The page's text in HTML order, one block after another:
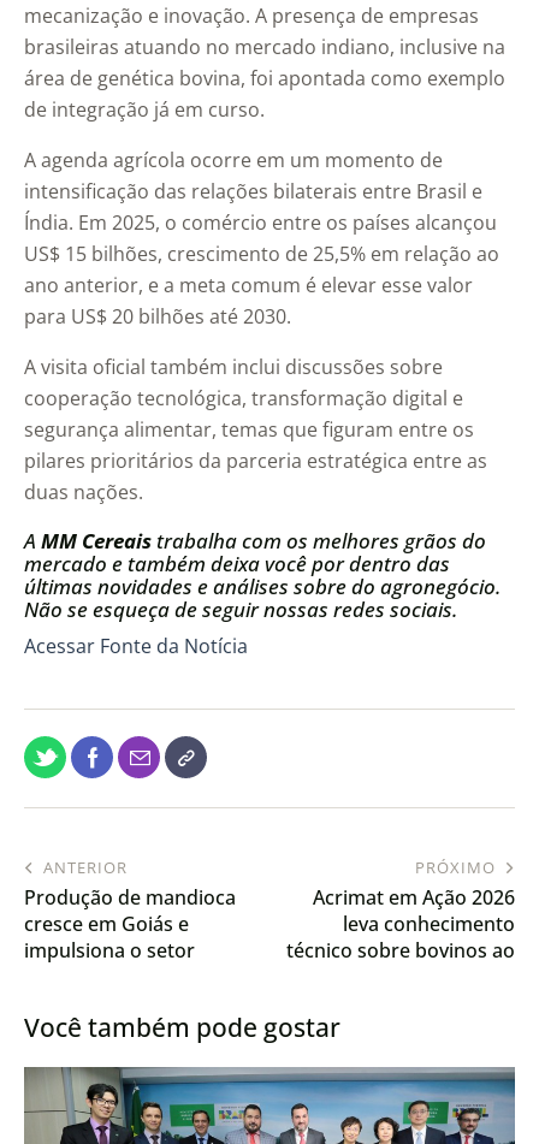
mecanização e inovação. A presença de empresas
brasileiras atuando no mercado indiano, inclusive na
área de genética bovina, foi apontada como exemplo
de integração já em curso.
A agenda agrícola ocorre em um momento de
intensificação das relações bilaterais entre Brasil e
Índia. Em 2025, o comércio entre os países alcançou
US$ 15 bilhões, crescimento de 25,5% em relação ao
ano anterior, e a meta comum é elevar esse valor
para US$ 20 bilhões até 2030.
A visita oficial também inclui discussões sobre
cooperação tecnológica, transformação digital e
segurança alimentar, temas que figuram entre os
pilares prioritários da parceria estratégica entre as
duas nações.
A MM Cereais trabalha com os melhores grãos do
mercado e também deixa você por dentro das
últimas novidades e análises sobre do agronegócio.
Não se esqueça de seguir nossas redes sociais.
Acessar Fonte da Notícia
ANTERIOR
Produção de mandioca
cresce em Goiás e
impulsiona o setor
PRÓXIMO
Acrimat em Ação 2026
leva conhecimento
técnico sobre bovinos ao
Você também pode gostar